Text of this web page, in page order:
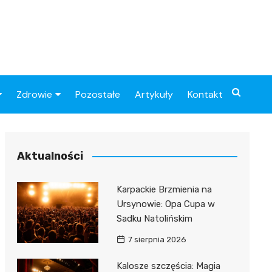
Zdrowie
Przychodnie
Apteki
Pozostałe Artykuły Kontakt
Aktualności
Karpackie Brzmienia na
Ursynowie: Opa Cupa w
Sadku Natolińskim
7 sierpnia 2026
Kalosze szczęścia: Magia